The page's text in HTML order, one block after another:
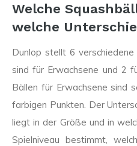
Welche
welche
Dunlop stellt 6
sind für Erwachsene und 2
Bällen für Erwachsene sind
farbigen Punkten. Der
liegt in der Größe und in
Spielniveau bestimmt,